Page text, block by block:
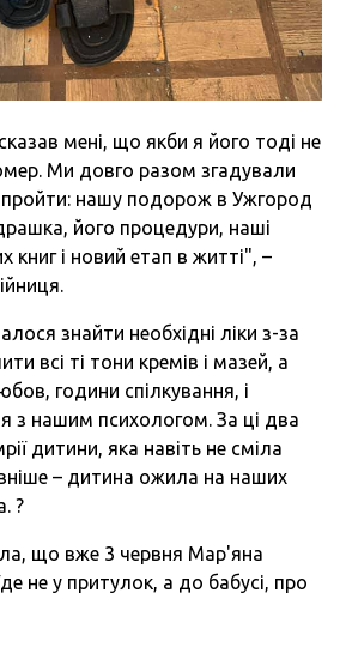
мені, що якби я його тоді не
Ми довго разом згадували
нашу подорож в Ужгород
його процедури, наші
книг і новий етап в житті", –
знайти необхідні ліки з-за
всі ті тони кремів і мазей, а
години спілкування, і
з нашим психологом. За ці два
дитини, яка навіть не сміла
– дитина ожила на наших
?
що вже 3 червня Мар'яна
не у притулок, а до бабусі, про